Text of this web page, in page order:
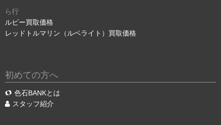
ら行
ルビー買取価格
レッドトルマリン（ルベライト）買取価格
初めての方へ
色石BANKとは
スタッフ紹介